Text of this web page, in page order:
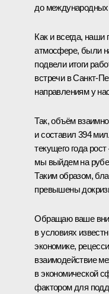
до
Как и всегда, наши
атмосфере, были
подвели итоги
встречи в Санкт-
направлениям у
Так, объём
и составил 394
текущего года
мы выйдем на
Таким образом,
превышены
Обращаю ваше
в условиях
экономике,
взаимодействие
в экономической
фактором для